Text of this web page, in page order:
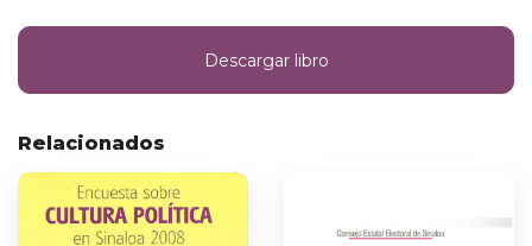
Descargar libro
Relacionados